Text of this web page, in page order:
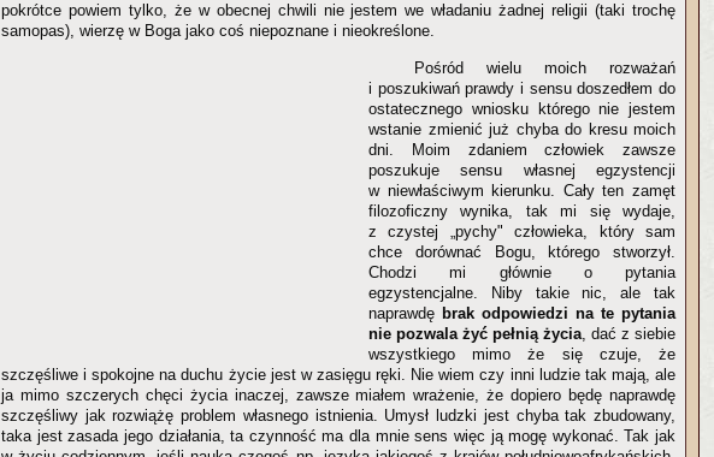
pokrótce powiem tylko, że w obecnej chwili nie jestem we władaniu żadnej religii (taki trochę
samopas), wierzę w Boga jako coś niepoznane i nieokreślone.
Pośród wielu moich rozważań
i poszukiwań prawdy i sensu doszedłem do
ostatecznego wniosku którego nie jestem
wstanie zmienić już chyba do kresu moich
dni. Moim zdaniem człowiek zawsze
poszukuje sensu własnej egzystencji
w niewłaściwym kierunku. Cały ten zamęt
filozoficzny wynika, tak mi się wydaje,
z czystej „pychy" człowieka, który sam
chce dorównać Bogu, którego stworzył.
Chodzi mi głównie o pytania
egzystencjalne. Niby takie nic, ale tak
naprawdę brak odpowiedzi na te pytania
nie pozwala żyć pełnią życia, dać z siebie
wszystkiego mimo że się czuje, że
szczęśliwe i spokojne na duchu życie jest w zasięgu ręki. Nie wiem czy inni ludzie tak mają, ale
ja mimo szczerych chęci życia inaczej, zawsze miałem wrażenie, że dopiero będę naprawdę
szczęśliwy jak rozwiążę problem własnego istnienia. Umysł ludzki jest chyba tak zbudowany,
taka jest zasada jego działania, ta czynność ma dla mnie sens więc ją mogę wykonać. Tak jak